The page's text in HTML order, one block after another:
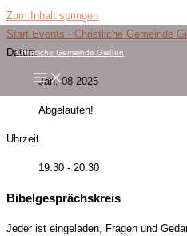
Zum Inhalt springen
Christliche Gemeinde Gießen
Start Events - Christliche Gemeinde
Datum
Jan. 08 2025
Abgelaufen!
Uhrzeit
19:30 - 20:30
Bibelgesprächskreis
Jeder ist eingeladen, Fragen und